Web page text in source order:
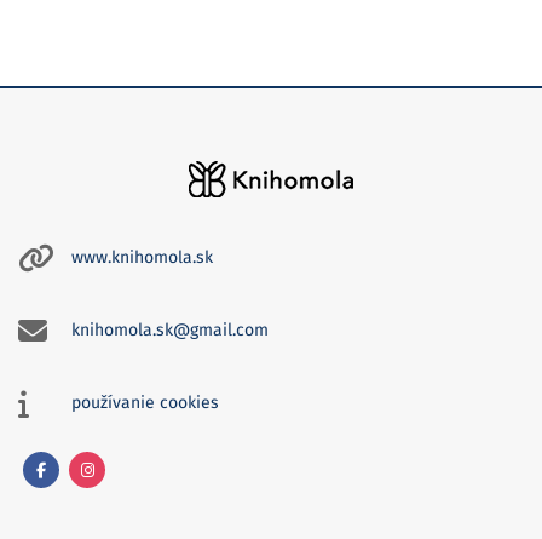
www.knihomola.sk
knihomola.sk@gmail.com
používanie cookies